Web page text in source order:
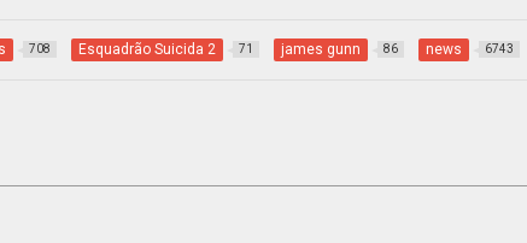
708 Esquadrão Suicida 2 71 james gunn 86 news 6743